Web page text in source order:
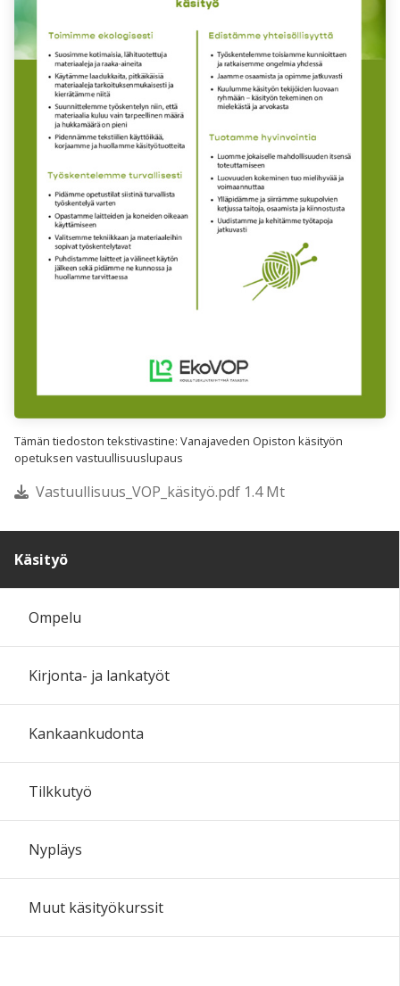
Tämän tiedoston tekstivastine: Vanajaveden Opiston käsityön
opetuksen vastuullisuuslupaus
Vastuullisuus_VOP_käsityö.pdf 1.4 Mt
Käsityö
Ompelu
Kirjonta- ja lankatyöt
Kankaankudonta
Tilkkutyö
Nypläys
Muut käsityökurssit